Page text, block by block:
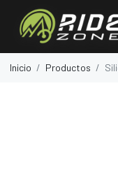
Inicio Productos